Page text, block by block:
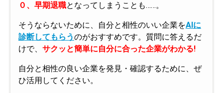
０、早期退職となってしまうことも……。
そうならないために、自分と相性のいい企業をAIに
診断してもらうのがおすすめです。質問に答えるだ
けで、 サクッと簡単に自分に合った企業がわかる!
自分と相性の良い企業を発見・確認するために、ぜ
ひ活用してください。